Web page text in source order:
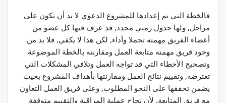
فالخطة التي تم إعدادها للمشروع الدعوي لا بد أن تكون على
مراحل, ولها جدول زمني محدد, قد عرف فيها كل عضو من
أعضاء الفريق مهمته تحملا وأداء, لكن هذا لا يكفي, فلا بد من
وجود فريق مهمته متابعة العمل ومقارنته بالخطة الموضوعة
وتصحيح الأخطاء التي قد تواجه العمل وتلافي المشكلات التي
تعترضه, وتقييم نتائج العمل ومقارنتها بأهداف المشروع بحيث
يضمن تحققها على النحو المطلوب, وعلى فريق العمل التعاون
مع فريق المتابعة, لأن نجاح عملية المراقبة والتقييم متوقفة